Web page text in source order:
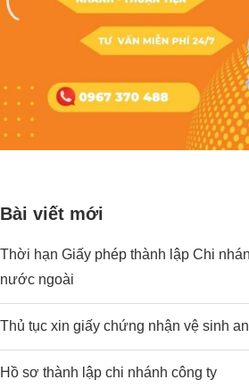
Bài viết mới
Thời hạn Giấy phép thành lập Chi
nước ngoài
Thủ tục xin giấy chứng nhận vệ sinh
Hồ sơ thành lập chi nhánh công ty